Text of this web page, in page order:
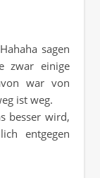
zwar einige
war von
ist weg.
besser wird,
entgegen